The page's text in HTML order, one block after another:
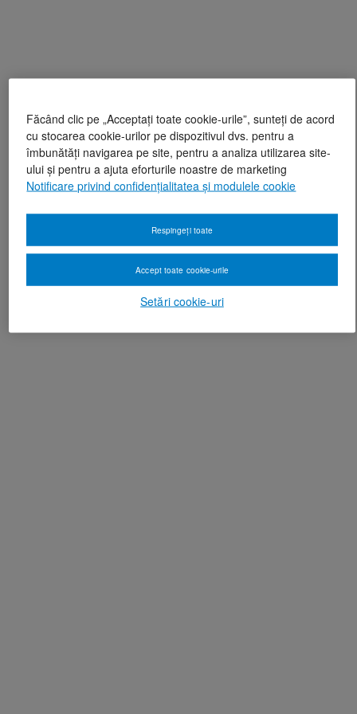
Făcând clic pe „Acceptați toate cookie-urile”, sunteți de acord
cu stocarea cookie-urilor pe dispozitivul dvs. pentru a
îmbunătăți navigarea pe site, pentru a analiza utilizarea site-
ului și pentru a ajuta eforturile noastre de marketing
Notificare privind confidențialitatea și modulele cookie
Setări cookie-uri
Respingeți toate
Accept toate cookie-urile